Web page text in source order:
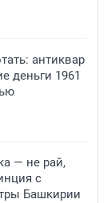
антиквар
деньги 1961
— не рай,
с
Башкирии